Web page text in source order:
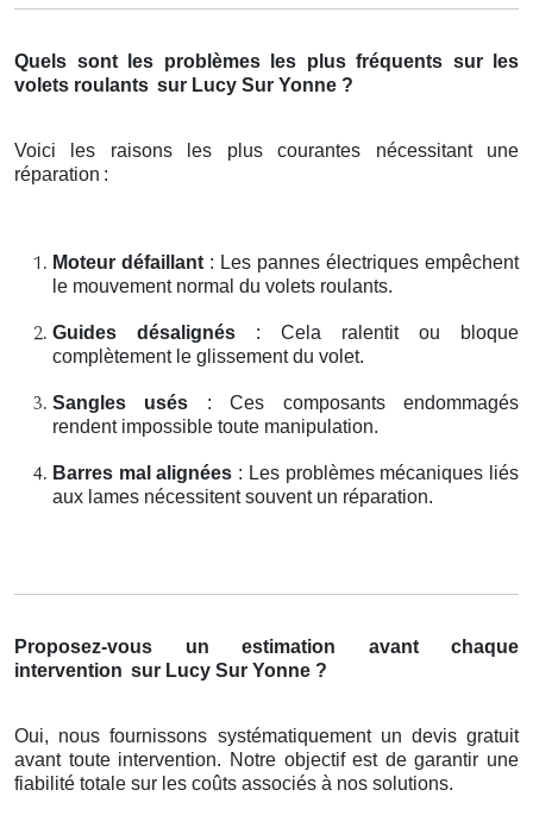
Quels sont les problèmes les plus fréquents sur les
volets roulants sur Lucy Sur Yonne ?
Voici les raisons les plus courantes nécessitant une
réparation :
Moteur défaillant: Les pannes électriques empêchent
le mouvement normal du volets roulants.
Guides désalignés : Cela ralentit ou bloque
complètement le glissement du volet.
Sangles usés : Ces composants endommagés
rendent impossible toute manipulation.
Barres mal alignées : Les problèmes mécaniques liés
aux lames nécessitent souvent un réparation.
Proposez-vous un estimation avant chaque
intervention sur Lucy Sur Yonne ?
Oui, nous fournissons systématiquement un devis gratuit
avant toute intervention. Notre objectif est de garantir une
fiabilité totale sur les coûts associés à nos solutions.